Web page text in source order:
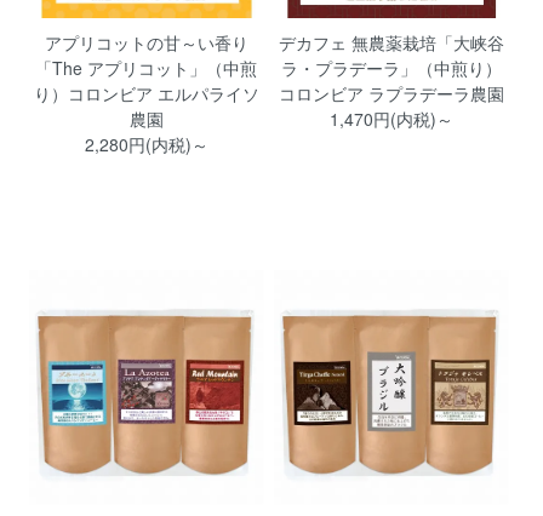
アプリコットの甘～い香り
「The アプリコット」（中煎
り）コロンビア エルパライソ
農園
2,280円(内税)～
デカフェ 無農薬栽培「大峡谷
ラ・プラデーラ」（中煎り）
コロンビア ラプラデーラ農園
1,470円(内税)～